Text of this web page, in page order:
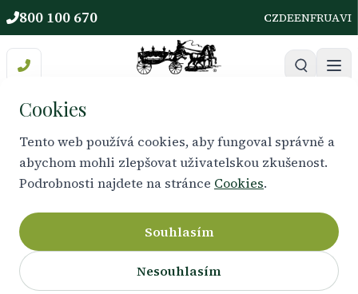
800 100 670 CZDEENFRUAVI
KROK ZA KROKEM
Jak objednat pohřeb
Sjednání posledního rozloučení nemusíte
zvládat sami. Připravili jsme přehledný postup,
Cookies
Tento web používá cookies, aby fungoval správně a
abychom mohli zlepšovat uživatelskou zkušenost.
Podrobnosti najdete na stránce Cookies.
Souhlasím
Nesouhlasím